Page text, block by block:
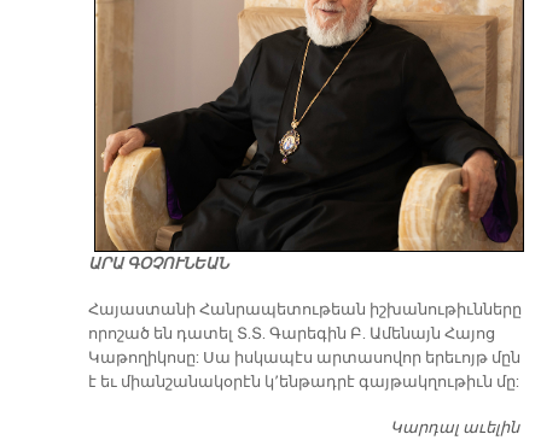
ԱՐԱ ԳՕՉՈՒՆԵԱՆ
​Հայաստանի Հանրապետութեան իշխանութիւնները
որոշած են դատել Տ.Տ. Գարեգին Բ. Ամենայն Հայոց
Կաթողիկոսը: Սա իսկապէս արտասովոր երեւոյթ մըն
է եւ միանշանակօրէն կ՚ենթադրէ գայթակղութիւն մը:
Կարդալ աւելին